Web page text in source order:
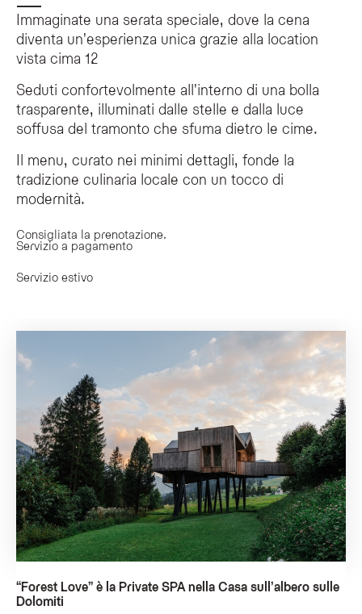
Immaginate una serata speciale, dove la cena
diventa un'esperienza unica grazie alla location
vista cima 12
Seduti confortevolmente all'interno di una bolla
trasparente, illuminati dalle stelle e dalla luce
soffusa del tramonto che sfuma dietro le cime.
Il menu, curato nei minimi dettagli, fonde la
tradizione culinaria locale con un tocco di
modernità.
Consigliata la prenotazione.
Servizio a pagamento
Servizio estivo
“Forest Love” è la Private SPA nella Casa sull’albero sulle
Dolomiti